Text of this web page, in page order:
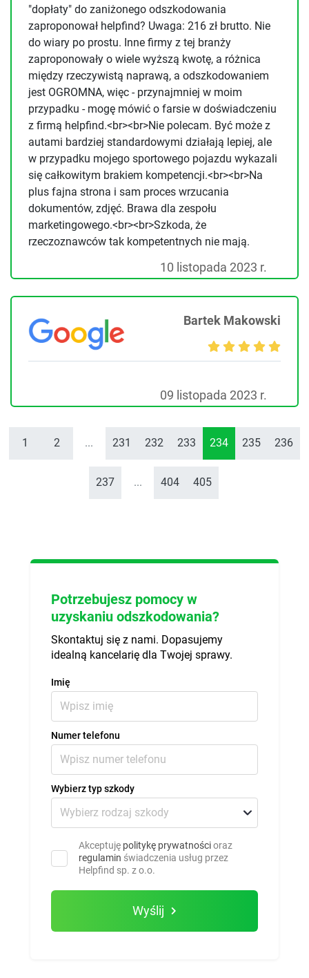
"dopłaty" do zaniżonego odszkodowania
zaproponował helpfind? Uwaga: 216 zł brutto. Nie
do wiary po prostu. Inne firmy z tej branży
zaproponowały o wiele wyższą kwotę, a różnica
między rzeczywistą naprawą, a odszkodowaniem
jest OGROMNA, więc - przynajmniej w moim
przypadku - mogę mówić o farsie w doświadczeniu
z firmą helpfind.<br><br>Nie polecam. Być może z
autami bardziej standardowymi działają lepiej, ale
w przypadku mojego sportowego pojazdu wykazali
się całkowitym brakiem kompetencji.<br><br>Na
plus fajna strona i sam proces wrzucania
dokumentów, zdjęć. Brawa dla zespołu
marketingowego.<br><br>Szkoda, że
rzeczoznawców tak kompetentnych nie mają.
10 listopada 2023 r.
Bartek Makowski
09 listopada 2023 r.
1 2 ... 231 232 233 234 235 236
237 ... 404 405
Potrzebujesz pomocy w
uzyskaniu odszkodowania?
Skontaktuj się z nami. Dopasujemy
idealną kancelarię dla Twojej sprawy.
Imię
Numer telefonu
Wybierz typ szkody
Akceptuję politykę prywatnościoraz
regulamin świadczenia usług przez
Helpfind sp. z o.o.
Wyślij